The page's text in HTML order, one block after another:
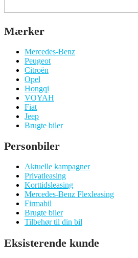
Mærker
Mercedes-Benz
Peugeot
Citroën
Opel
Hongqi
VOYAH
Fiat
Jeep
Brugte biler
Personbiler
Aktuelle kampagner
Privatleasing
Korttidsleasing
Mercedes-Benz Flexleasing
Firmabil
Brugte biler
Tilbehør til din bil
Eksisterende kunde